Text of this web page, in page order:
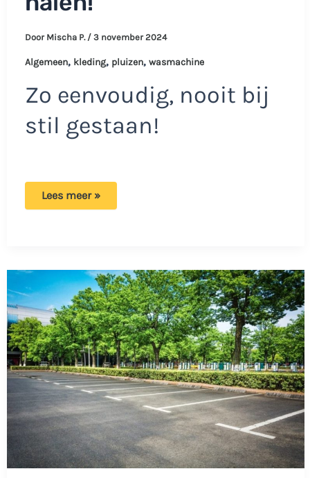
Door Mischa P. / 3 november 2024
Algemeen, kleding, pluizen, wasmachine
Zo eenvoudig, nooit bij
stil gestaan!
Handige
wasmachine
te
halen!
Lees meer »